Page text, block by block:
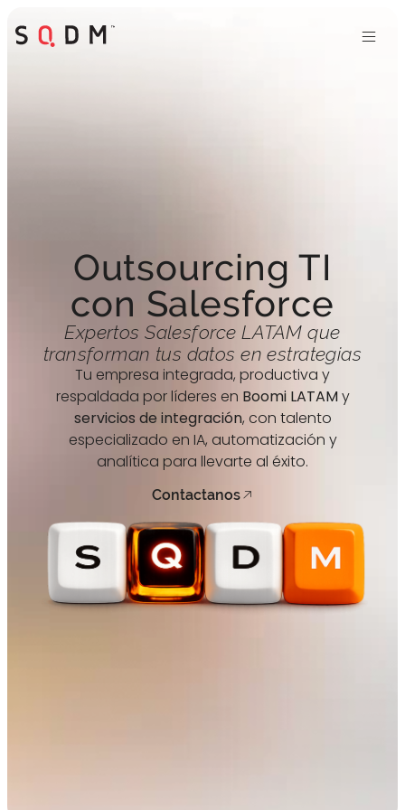
Outsourcing TI
con Salesforce
ExpertosSalesforce LATAM que
transforman tus datos en estrategias
Tu empresa integrada, productiva y
respaldada por líderes en Boomi LATAMy
servicios de integración, con talento
especializado en IA, automatización y
analítica para llevarte al éxito.
Contactanos